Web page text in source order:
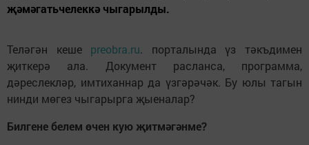
җәмәгатьчелеккә чыгарылды.
Теләгән кеше preobra.ru. порталында үз тәкъдимен
җиткерә ала. Документ расланса, программа,
дәреслекләр, имтиханнар да үзгәрәчәк. Бу юлы тагын
нинди мөгез чыгарырга җыеналар?
Билгене белем өчен кую җитмәгәнме?